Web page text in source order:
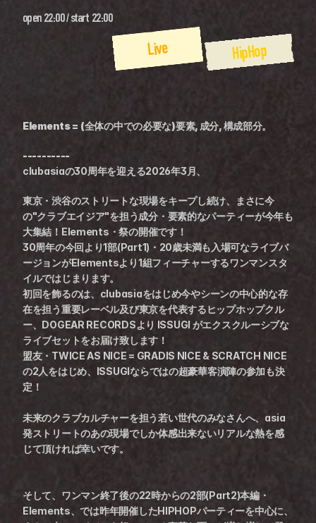
open 22:00 / start 22:00
HipHop
Live
Elements = (全体の中での必要な)要素, 成分, 構成部分。
----------
clubasiaの30周年を迎える2026年3月、
東京・渋谷のストリートな現場をキープし続け、まさに今
の"クラブエイジア"を担う成分・要素的なパーティーが今年も
大集結！Elements・祭の開催です！
30周年の今回より1部(Part1)・20歳未満も入場可なライブバ
ージョンがElementsより1組フィーチャーするワンマンスタ
イルではじまります。
初回を飾るのは、clubasiaをはじめ今やシーンの中心的な存
在を担う重要レーベル及び東京を代表するヒップホップクル
ー、DOGEAR RECORDSより ISSUGI がエクスクルーシブな
ライブセットをお届け致します！
盟友・TWICE AS NICE = GRADIS NICE & SCRATCH NICE
の2人をはじめ、ISSUGIならではの超豪華客演陣の参加も決
定！
未来のクラブカルチャーを担う若い世代のみなさんへ、asia
発ストリートのあの現場でしか体感出来ないリアルな熱を感
じて頂ければ幸いです。
そして、ワンマン終了後の22時からの2部(Part2)本編・
Elements、では昨年開催したHIPHOPパーティーを中心に、